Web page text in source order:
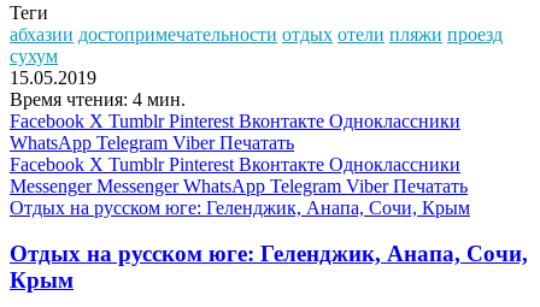
Теги
абхазии достопримечательности отдых отели пляжи проезд
сухум
15.05.2019
Время чтения: 4 мин.
Facebook X Tumblr Pinterest Вконтакте Одноклассники
WhatsApp Telegram Viber Печатать
Facebook X Tumblr Pinterest Вконтакте Одноклассники
Messenger Messenger WhatsApp Telegram Viber Печатать
Отдых на русском юге: Геленджик, Анапа, Сочи, Крым
Отдых на русском юге: Геленджик, Анапа, Сочи,
Крым